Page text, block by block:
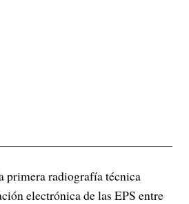
primera radiografía técnica
electrónica de las EPS entre